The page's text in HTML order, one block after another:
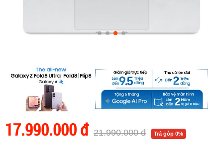
17.990.000 đ 21.990.000 đ Trả góp 0%